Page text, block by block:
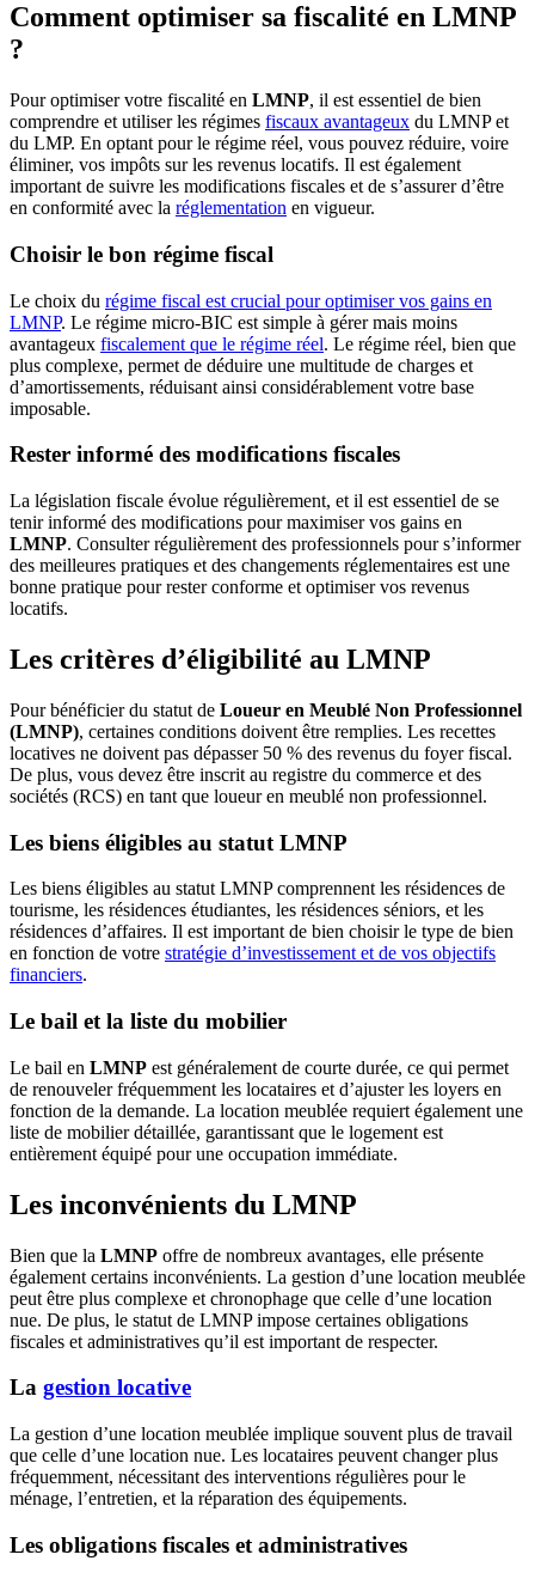
Comment optimiser sa fiscalité en LMNP
?
Pour optimiser votre fiscalité en LMNP, il est essentiel de bien
comprendre et utiliser les régimes fiscaux avantageux du LMNP et
du LMP. En optant pour le régime réel, vous pouvez réduire, voire
éliminer, vos impôts sur les revenus locatifs. Il est également
important de suivre les modifications fiscales et de s’assurer d’être
en conformité avec la réglementation en vigueur.
Choisir le bon régime fiscal
Le choix du régime fiscal est crucial pour optimiser vos gains en
LMNP. Le régime micro-BIC est simple à gérer mais moins
avantageux fiscalement que le régime réel. Le régime réel, bien que
plus complexe, permet de déduire une multitude de charges et
d’amortissements, réduisant ainsi considérablement votre base
imposable.
Rester informé des modifications fiscales
La législation fiscale évolue régulièrement, et il est essentiel de se
tenir informé des modifications pour maximiser vos gains en
LMNP. Consulter régulièrement des professionnels pour s’informer
des meilleures pratiques et des changements réglementaires est une
bonne pratique pour rester conforme et optimiser vos revenus
locatifs.
Les critères d’éligibilité au LMNP
Pour bénéficier du statut de Loueur en Meublé Non Professionnel
(LMNP), certaines conditions doivent être remplies. Les recettes
locatives ne doivent pas dépasser 50 % des revenus du foyer fiscal.
De plus, vous devez être inscrit au registre du commerce et des
sociétés (RCS) en tant que loueur en meublé non professionnel.
Les biens éligibles au statut LMNP
Les biens éligibles au statut LMNP comprennent les résidences de
tourisme, les résidences étudiantes, les résidences séniors, et les
résidences d’affaires. Il est important de bien choisir le type de bien
en fonction de votre stratégie d’investissement et de vos objectifs
financiers.
Le bail et la liste du mobilier
Le bail en LMNP est généralement de courte durée, ce qui permet
de renouveler fréquemment les locataires et d’ajuster les loyers en
fonction de la demande. La location meublée requiert également une
liste de mobilier détaillée, garantissant que le logement est
entièrement équipé pour une occupation immédiate.
Les inconvénients du LMNP
Bien que la LMNP offre de nombreux avantages, elle présente
également certains inconvénients. La gestion d’une location meublée
peut être plus complexe et chronophage que celle d’une location
nue. De plus, le statut de LMNP impose certaines obligations
fiscales et administratives qu’il est important de respecter.
La gestion locative
La gestion d’une location meublée implique souvent plus de travail
que celle d’une location nue. Les locataires peuvent changer plus
fréquemment, nécessitant des interventions régulières pour le
ménage, l’entretien, et la réparation des équipements.
Les obligations fiscales et administratives